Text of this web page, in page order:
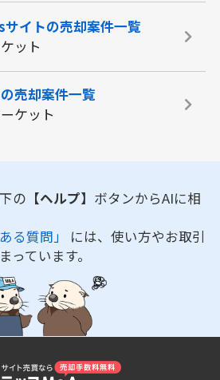
イトの売却案件一覧
ット
売却案件一覧
ケット
の 【ヘルプ】 ボタンからAIに相
る質問」 には、使い方やお取引
っています。